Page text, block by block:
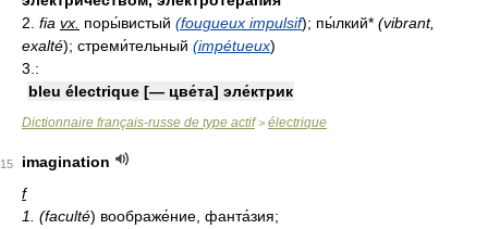
2. fia vx. поры́вистый (fougueux impulsif); пы́лкий* (vibrant,
exalté); стреми́тельный (impétueux)
3.:
bleu électrique [— цве́та] эле́ктрик
Dictionnaire français-russe de type actif> électrique
15
imagination
f
1. (faculté) воображе́ние, фанта́зия;